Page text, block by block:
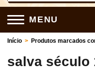
MENU
Início > Produtos marcados
salva século